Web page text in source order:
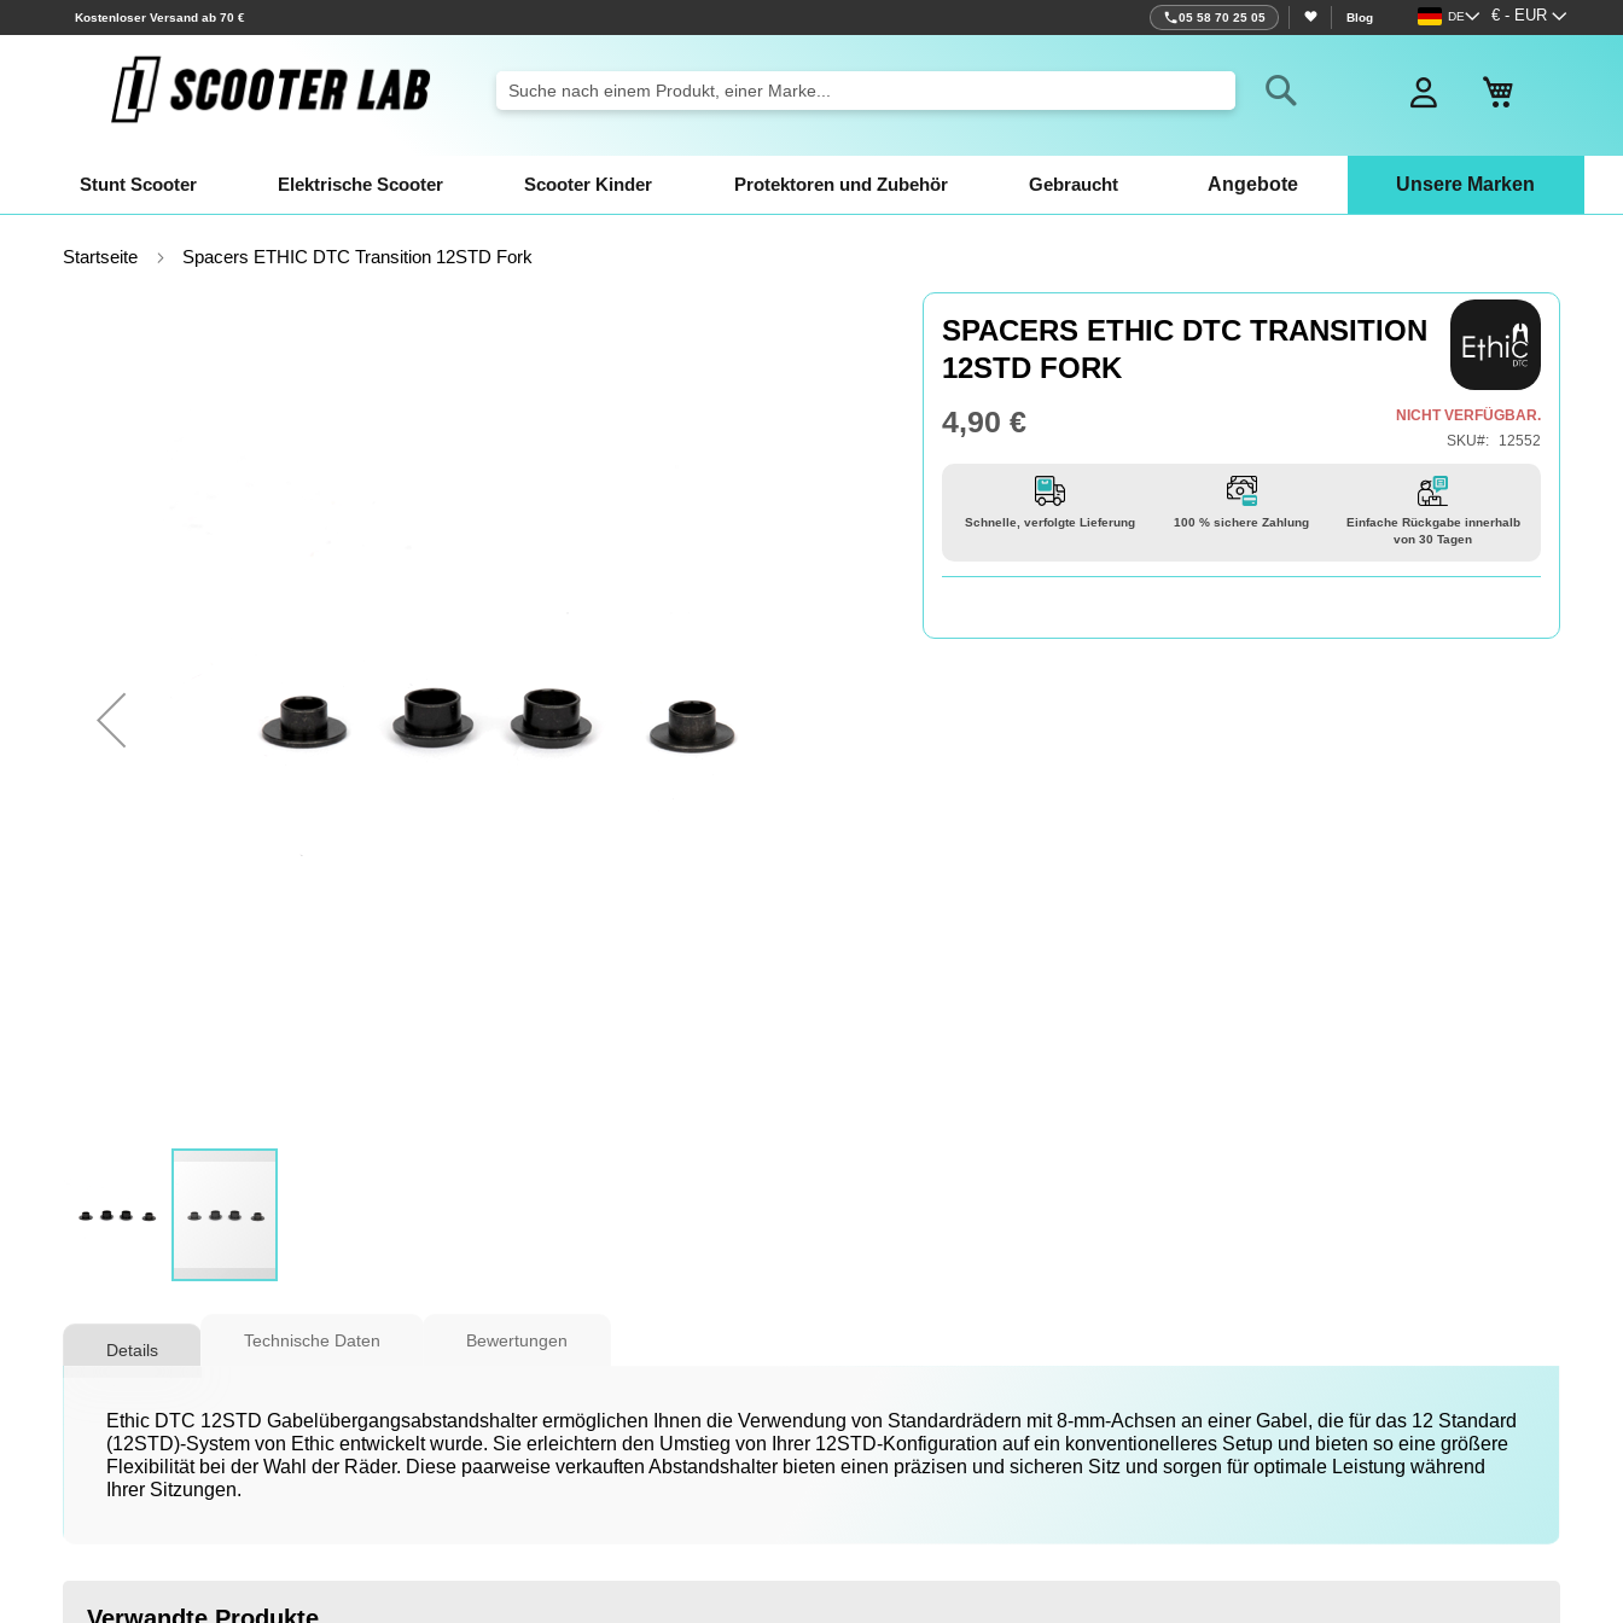
Zum
Inhalt
springen
Währung
€ - EUR
Sprache
DE
Versand innerhalb weniger Stunden! 05 58 70 25 05 Blog
Search
Stunt Scooter Elektrische Scooter Scooter Kinder Protektoren und Zubehör Gebraucht Angebote Unsere Marken
Startseite Spacers ETHIC DTC Transition 12STD Fork
Anfang
springen
SPACERS ETHIC DTC TRANSITION
12STD FORK
4,90 €
NICHT VERFÜGBAR.
SKU
12552
Schnelle, verfolgte Lieferung 100 % sichere Zahlung
Einfache Rückgabe innerhalb
von 30 Tagen
Details
Ethic DTC 12STD Gabelübergangsabstandshalter ermöglichen Ihnen die Verwendung von Standardrädern mit 8-mm-Achsen an einer Gabel, die für das 12 Standard
(12STD)-System von Ethic entwickelt wurde. Sie erleichtern den Umstieg von Ihrer 12STD-Konfiguration auf ein konventionelleres Setup und bieten so eine größere
Flexibilität bei der Wahl der Räder. Diese paarweise verkauften Abstandshalter bieten einen präzisen und sicheren Sitz und sorgen für optimale Leistung während
Ihrer Sitzungen.
Technische Daten Bewertungen